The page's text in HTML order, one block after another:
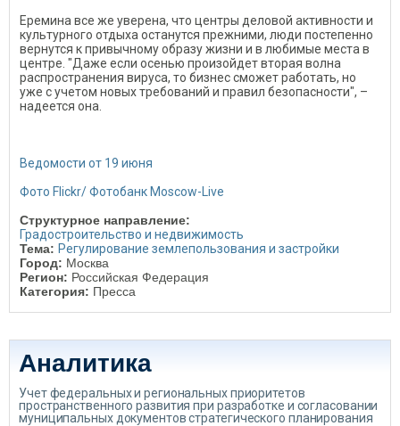
Еремина все же уверена, что центры деловой активности и
культурного отдыха останутся прежними, люди постепенно
вернутся к привычному образу жизни и в любимые места в
центре. "Даже если осенью произойдет вторая волна
распространения вируса, то бизнес сможет работать, но
уже с учетом новых требований и правил безопасности", –
надеется она.
Ведомости от 19 июня
Фото Flickr/ Фотобанк Moscow-Live
Структурное направление:
Градостроительство и недвижимость
Тема: Регулирование землепользования и застройки
Город: Москва
Регион: Российская Федерация
Категория: Пресса
Аналитика
Учет федеральных и региональных приоритетов
пространственного развития при разработке и согласовании
муниципальных документов стратегического планирования